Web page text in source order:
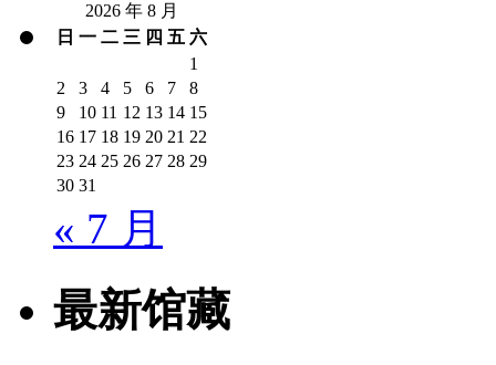
2026 年 8 月
日 一 二 三 四 五 六
1
2
3 4 5 6 7
8
9
10 11 12 13 14 15
16 17 18 19 20 21 22
23 24 25 26 27 28 29
30 31
« 7 月
最新馆藏